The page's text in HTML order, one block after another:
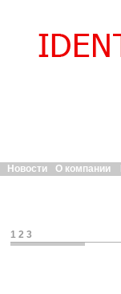
Новости О компании
1 2 3